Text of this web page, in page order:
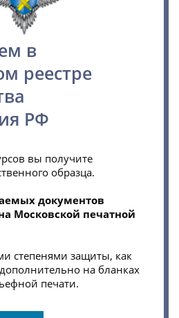
в
реестре
РФ
вы получите
образца.
документов
Московской печатной
степенями защиты, как
на бланках
печати.